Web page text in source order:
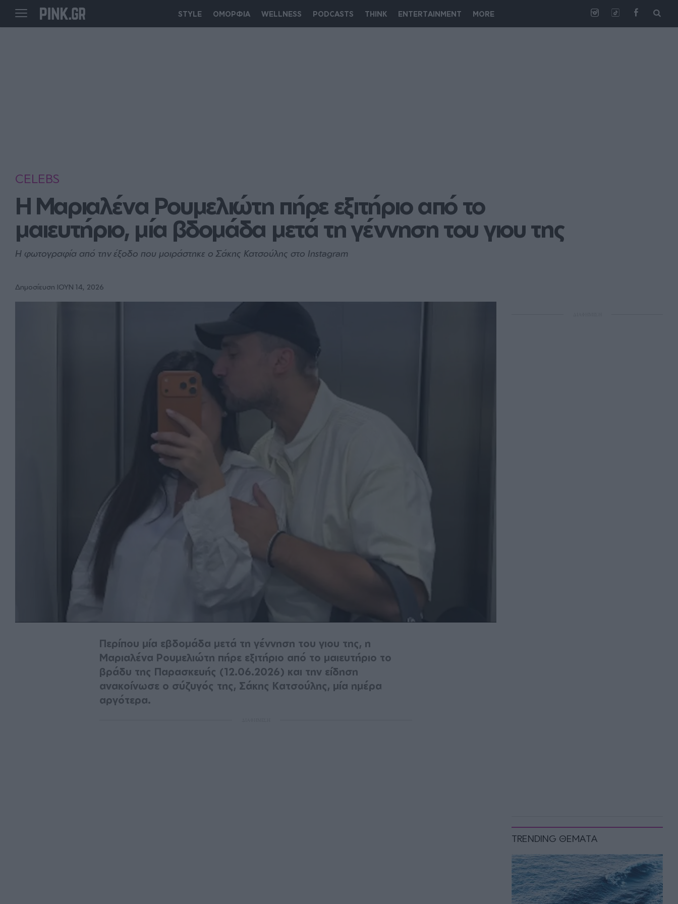
STYLE ΟΜΟΡΦΙΑ WELLNESS PODCASTS THINK ENTERTAINMENT MORE
CELEBS
Η Μαριαλένα Ρουμελιώτη πήρε εξιτήριο από το
μαιευτήριο, μία βδομάδα μετά τη γέννηση του γιου της
Η φωτογραφία από την έξοδο που μοιράστηκε ο Σάκης Κατσούλης στο Instagram
Δημοσίευση ΙΟΥΝ 14, 2026
TRENDING ΘΕΜΑΤΑ
Περίπου μία εβδομάδα μετά τη γέννηση του γιου της, η
Μαριαλένα Ρουμελιώτη πήρε εξιτήριο από το μαιευτήριο το
βράδυ της Παρασκευής (12.06.2026) και την είδηση
ανακοίνωσε ο σύζυγός της, Σάκης Κατσούλης, μία ημέρα
αργότερα.